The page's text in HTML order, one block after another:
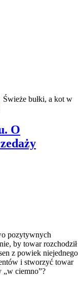
Świeże bułki, a kot w
O
pozytywnych
by towar rozchodził
z powiek niejednego
i stworzyć towar
„w ciemno”?